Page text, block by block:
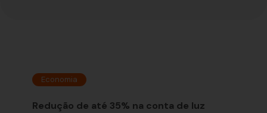
Economia
Redução de até 35% na conta de luz